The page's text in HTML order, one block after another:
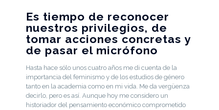
Es tiempo de reconocer
nuestros privilegios, de
tomar acciones concretas y
de pasar el micrófono
Hasta hace sólo unos cuatro años me di cuenta de la
importancia del feminismo y de los estudios de género
tanto en la academia como en mi vida. Me da vergüenza
decirlo, pero es así. Aunque hoy me considero un
historiador del pensamiento económico comprometido